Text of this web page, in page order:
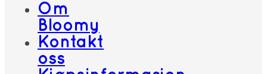
Om
Bloomy
Kontakt
oss